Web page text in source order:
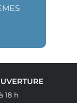
18 h